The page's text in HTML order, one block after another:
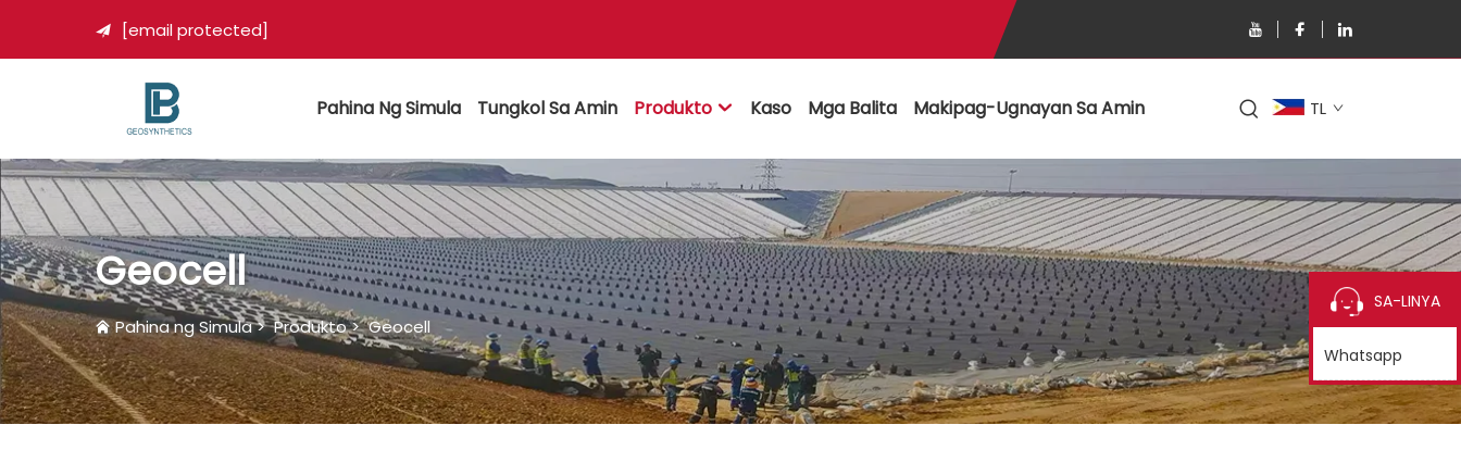
 [email protected]
Pahina Ng Simula Tungkol Sa Amin Produkto  Kaso Mga Balita Makipag-Ugnayan Sa Amin TL
Geocell
Pahina ng Simula>Produkto>Geocell
SA-LINYA
Whatsapp